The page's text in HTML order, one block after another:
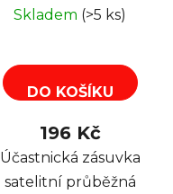
Skladem (>5 ks)
DO KOŠÍKU
196 Kč
Účastnická zásuvka
satelitní průběžná